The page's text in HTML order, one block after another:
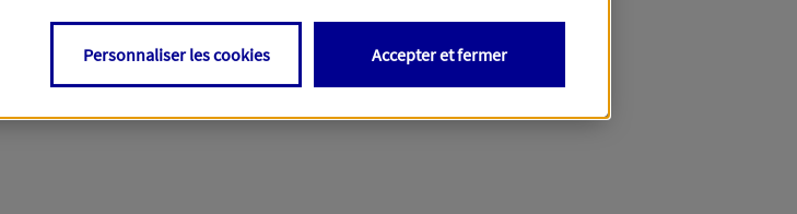
Personnaliser les cookies Accepter et fermer